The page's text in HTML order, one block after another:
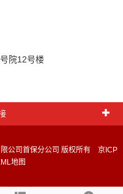
院12号楼
公司首保分公司 版权所有 京ICP
地图